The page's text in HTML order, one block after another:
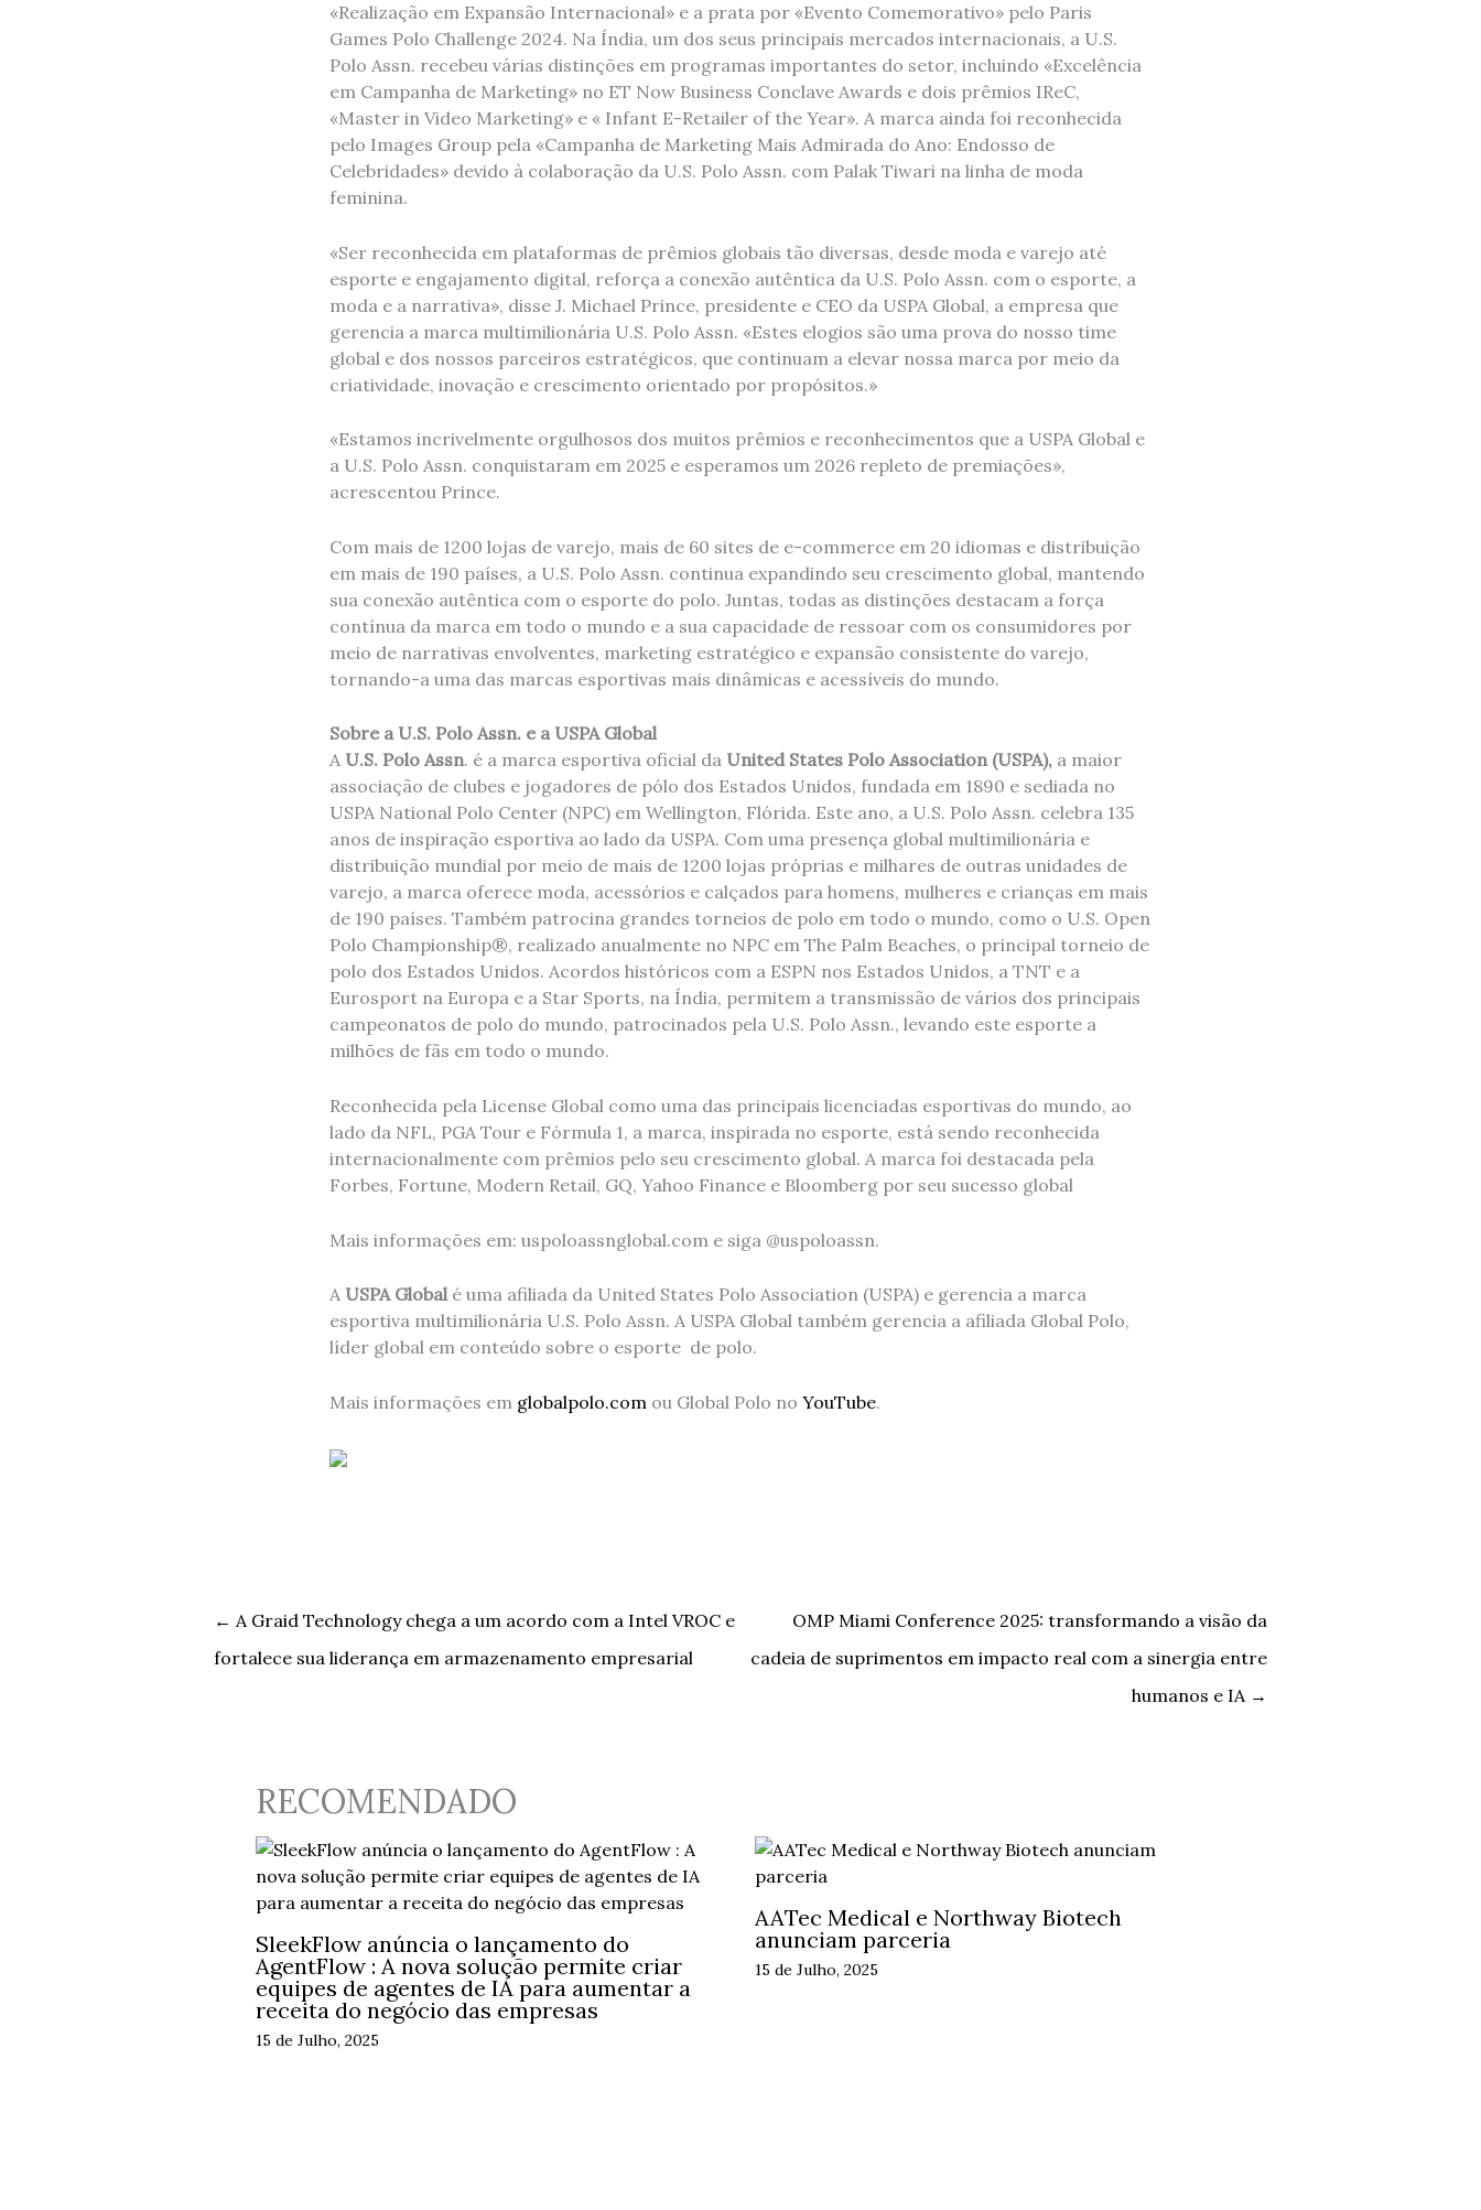
«Realização em Expansão Internacional» e a prata por «Evento Comemorativo» pelo Paris
Games Polo Challenge 2024. Na Índia, um dos seus principais mercados internacionais, a U.S.
Polo Assn. recebeu várias distinções em programas importantes do setor, incluindo «Excelência
em Campanha de Marketing» no ET Now Business Conclave Awards e dois prêmios IReC,
«Master in Video Marketing» e « Infant E-Retailer of the Year». A marca ainda foi reconhecida
pelo Images Group pela «Campanha de Marketing Mais Admirada do Ano: Endosso de
Celebridades» devido à colaboração da U.S. Polo Assn. com Palak Tiwari na linha de moda
feminina.
«Ser reconhecida em plataformas de prêmios globais tão diversas, desde moda e varejo até
esporte e engajamento digital, reforça a conexão autêntica da U.S. Polo Assn. com o esporte, a
moda e a narrativa», disse J. Michael Prince, presidente e CEO da USPA Global, a empresa que
gerencia a marca multimilionária U.S. Polo Assn. «Estes elogios são uma prova do nosso time
global e dos nossos parceiros estratégicos, que continuam a elevar nossa marca por meio da
criatividade, inovação e crescimento orientado por propósitos.»
«Estamos incrivelmente orgulhosos dos muitos prêmios e reconhecimentos que a USPA Global e
a U.S. Polo Assn. conquistaram em 2025 e esperamos um 2026 repleto de premiações»,
acrescentou Prince.
Com mais de 1200 lojas de varejo, mais de 60 sites de e-commerce em 20 idiomas e distribuição
em mais de 190 países, a U.S. Polo Assn. continua expandindo seu crescimento global, mantendo
sua conexão autêntica com o esporte do polo. Juntas, todas as distinções destacam a força
contínua da marca em todo o mundo e a sua capacidade de ressoar com os consumidores por
meio de narrativas envolventes, marketing estratégico e expansão consistente do varejo,
tornando-a uma das marcas esportivas mais dinâmicas e acessíveis do mundo.
Sobre a U.S. Polo Assn. e a USPA Global
A U.S. Polo Assn. é a marca esportiva oficial da United States Polo Association (USPA),a maior
associação de clubes e jogadores de pólo dos Estados Unidos, fundada em 1890 e sediada no
USPA National Polo Center (NPC) em Wellington, Flórida. Este ano, a U.S. Polo Assn. celebra 135
anos de inspiração esportiva ao lado da USPA. Com uma presença global multimilionária e
distribuição mundial por meio de mais de 1200 lojas próprias e milhares de outras unidades de
varejo, a marca oferece moda, acessórios e calçados para homens, mulheres e crianças em mais
de 190 países. Também patrocina grandes torneios de polo em todo o mundo, como o U.S. Open
Polo Championship®, realizado anualmente no NPC em The Palm Beaches, o principal torneio de
polo dos Estados Unidos. Acordos históricos com a ESPN nos Estados Unidos, a TNT e a
Eurosport na Europa e a Star Sports, na Índia, permitem a transmissão de vários dos principais
campeonatos de polo do mundo, patrocinados pela U.S. Polo Assn., levando este esporte a
milhões de fãs em todo o mundo.
Reconhecida pela License Global como uma das principais licenciadas esportivas do mundo, ao
lado da NFL, PGA Tour e Fórmula 1, a marca, inspirada no esporte, está sendo reconhecida
internacionalmente com prêmios pelo seu crescimento global. A marca foi destacada pela
Forbes, Fortune, Modern Retail, GQ, Yahoo Finance e Bloomberg por seu sucesso global
Mais informações em: uspoloassnglobal.com e siga @uspoloassn.
A USPA Globalé uma afiliada da United States Polo Association (USPA) e gerencia a marca
esportiva multimilionária U.S. Polo Assn. A USPA Global também gerencia a afiliada Global Polo,
líder global em conteúdo sobre o esporte de polo.
Mais informações em globalpolo.com ou Global Polo no YouTube.
← A Graid Technology chega a um acordo com a Intel VROC e
fortalece sua liderança em armazenamento empresarial
OMP Miami Conference 2025: transformando a visão da
cadeia de suprimentos em impacto real com a sinergia entre
humanos e IA →
RECOMENDADO
SleekFlow anúncia o lançamento do
AgentFlow : A nova solução permite criar
equipes de agentes de IA para aumentar a
receita do negócio das empresas
15 de Julho, 2025
AATec Medical e Northway Biotech
anunciam parceria
15 de Julho, 2025